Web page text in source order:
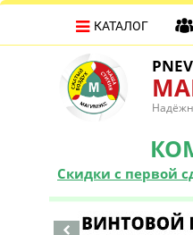
Скидки с первой
КАТАЛОГ